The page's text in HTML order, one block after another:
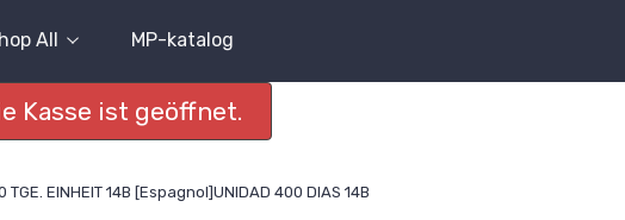
All MP-katalog
Kasse ist geöffnet.
EINHEIT 14B [Espagnol]UNIDAD 400 DIAS 14B